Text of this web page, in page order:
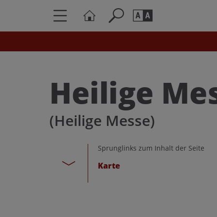
AA
Heilige
(Heilige Messe)
Sprunglinks zum Inhalt der Seite
Karte